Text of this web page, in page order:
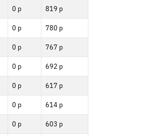
0 p 819 p
0 p 780 p
0 p 767 p
0 p 692 p
0 p 617 p
0 p 614 p
0 p 603 p